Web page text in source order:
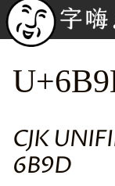
CJK
6B9D